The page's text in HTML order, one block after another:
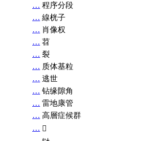
… 程序分段
… 線桄子
… 肖像权
… 苕
… 裂
… 质体基粒
… 逃世
… 钻缘隙角
… 雷地康管
… 高層症候群
… 𧘞